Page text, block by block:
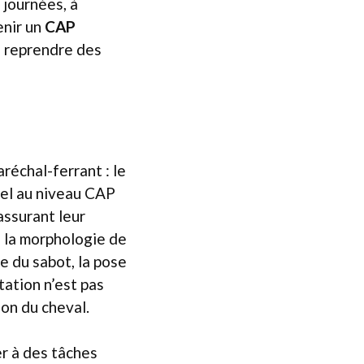
un CAP
des
ferrant : le
au niveau CAP
leur
morphologie de
du sabot, la pose
n’est pas
du cheval.
à des tâches